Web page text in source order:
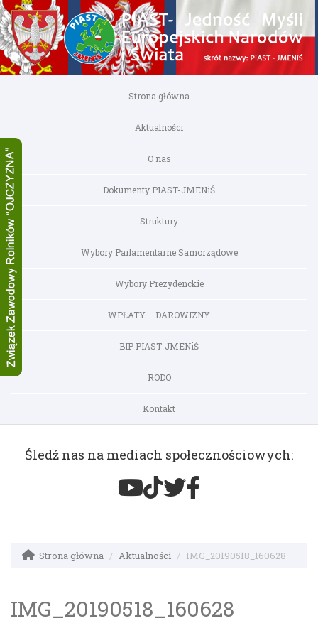
Strona główna
Aktualności
O nas
Dokumenty PIAST-JMENiŚ
Struktury
Wybory Parlamentarne Samorządowe
Wybory Prezydenckie
WPŁATY – DAROWIZNY
BIP PIAST-JMENiŚ
RODO
Kontakt
Śledź nas na mediach społecznościowych:
Strona główna Aktualności IMG_20190518_160628
IMG_20190518_160628